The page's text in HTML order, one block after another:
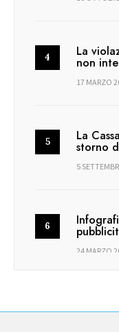
La
non
17 MARZO
La
storno
5
24 MARZO